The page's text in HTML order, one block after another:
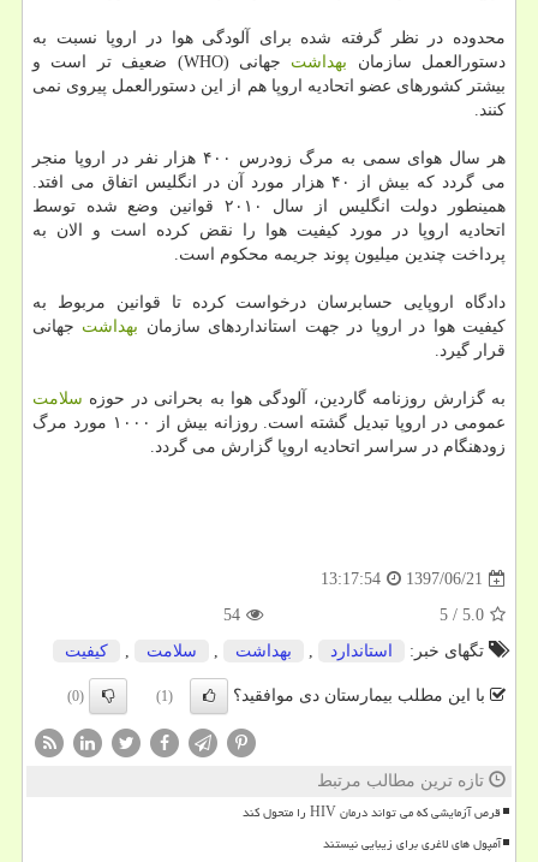
محدوده در نظر گرفته شده برای آلودگی هوا در اروپا نسبت به
دستورالعمل سازمان بهداشت
جهانی (WHO) ضعیف تر است و
بیشتر كشورهای عضو اتحادیه اروپا هم از این دستورالعمل پیروی نمی
كنند.
هر سال هوای سمی به مرگ زودرس ۴۰۰ هزار نفر در اروپا منجر
می گردد كه بیش از ۴۰ هزار مورد آن در انگلیس اتفاق می افتد.
همینطور دولت انگلیس از سال ۲۰۱۰ قوانین وضع شده توسط
اتحادیه اروپا در مورد كیفیت هوا را نقض كرده است و الان به
پرداخت چندین میلیون پوند جریمه محكوم است.
دادگاه اروپایی حسابرسان درخواست كرده تا قوانین مربوط به
كیفیت هوا در اروپا در جهت استانداردهای سازمان بهداشت جهانی
قرار گیرد.
به گزارش روزنامه گاردین، آلودگی هوا به بحرانی در حوزه سلامت
عمومی در اروپا تبدیل گشته است. روزانه بیش از ۱۰۰۰ مورد مرگ
زودهنگام در سراسر اتحادیه اروپا گزارش می گردد.
1397/06/21
13:17:54
5.0
/
5
54
تگهای خبر:
استاندارد , بهداشت , سلامت , كیفیت
با این مطلب بیمارستان دی موافقید؟ (1)
(0)
تازه ترین مطالب مرتبط
قرص آزمایشی که می تواند درمان HIV را متحول کند
آمپول های لاغری برای زیبایی نیستند